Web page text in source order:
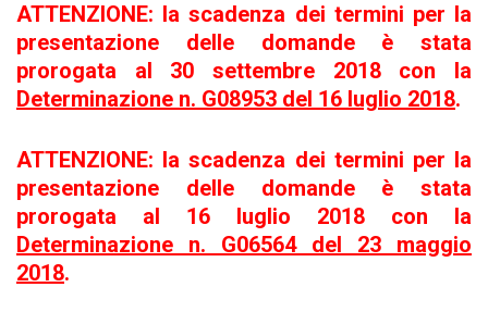
ATTENZIONE: la scadenza dei termini per la
presentazione delle domande è stata
prorogata al 30 settembre 2018 con la
Determinazione n. G08953 del 16 luglio 2018.
ATTENZIONE: la scadenza dei termini per la
presentazione delle domande è stata
prorogata al 16 luglio 2018 con la
Determinazione n. G06564 del 23 maggio
2018.